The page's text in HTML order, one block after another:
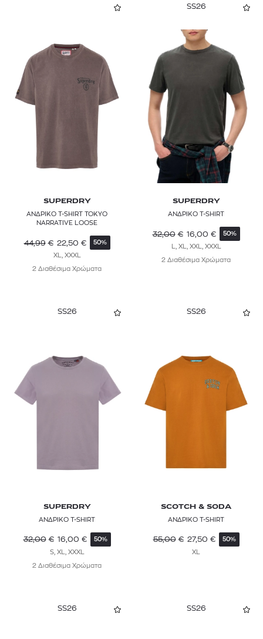
SUPERDRY
ΑΝΔΡΙΚΟ T-SHIRT TOKYO
NARRATIVE LOOSE
44,99 € 22,50 € 50%
XL, XXXL
2 Διαθέσιμα Χρώματα
SS26
SUPERDRY
ΑΝΔΡΙΚΟ T-SHIRT
32,00 € 16,00 € 50%
L, XL, XXL, XXXL
2 Διαθέσιμα Χρώματα
SS26
SUPERDRY
ΑΝΔΡΙΚΟ T-SHIRT
32,00 € 16,00 € 50%
S, XL, XXXL
2 Διαθέσιμα Χρώματα
SS26
SCOTCH & SODA
ΑΝΔΡΙΚΟ T-SHIRT
55,00 € 27,50 € 50%
XL
SS26 SS26